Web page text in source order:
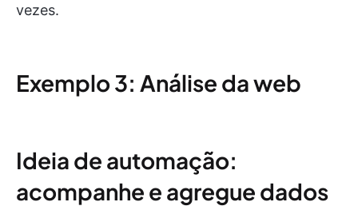
vezes.
Exemplo 3: Análise da web
Ideia de automação:
acompanhe e agregue dados